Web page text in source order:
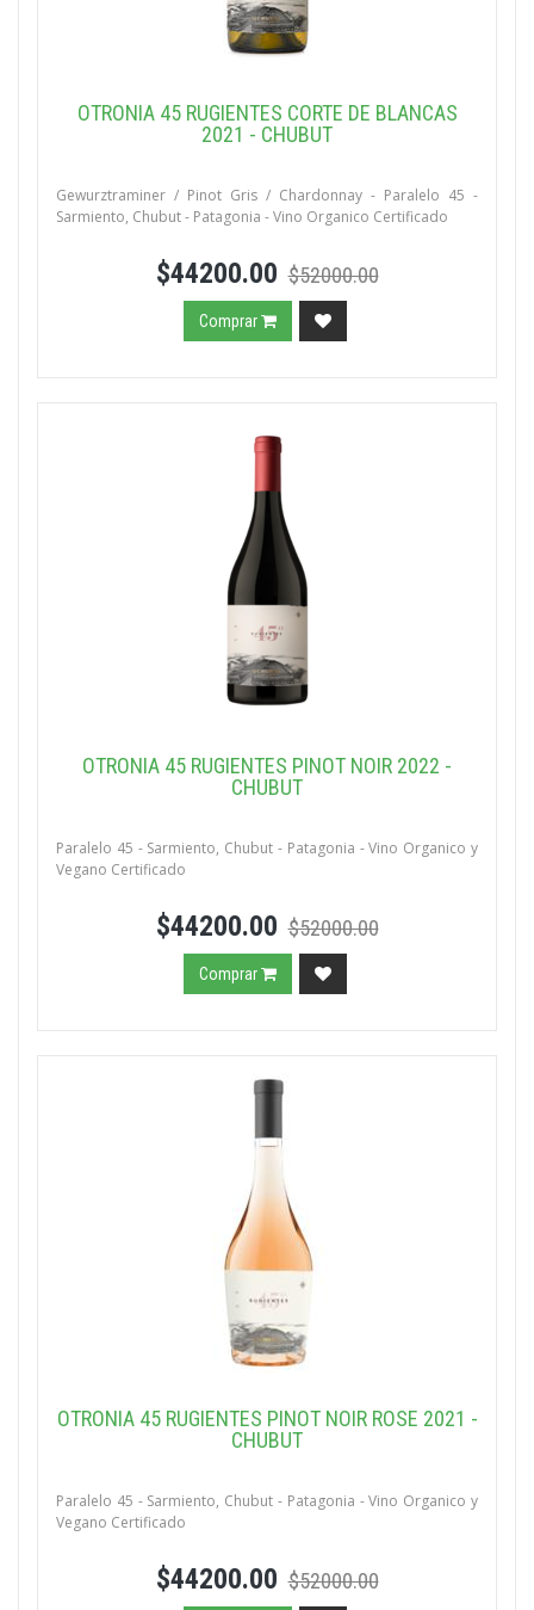
OTRONIA 45 RUGIENTES CORTE DE BLANCAS
2021 - CHUBUT
Gewurztraminer / Pinot Gris / Chardonnay - Paralelo 45 -
Sarmiento, Chubut - Patagonia - Vino Organico Certificado
$44200.00 $52000.00
Comprar
OTRONIA 45 RUGIENTES PINOT NOIR 2022 -
CHUBUT
Paralelo 45 - Sarmiento, Chubut - Patagonia - Vino Organico y
Vegano Certificado
$44200.00 $52000.00
Comprar
OTRONIA 45 RUGIENTES PINOT NOIR ROSE 2021 -
CHUBUT
Paralelo 45 - Sarmiento, Chubut - Patagonia - Vino Organico y
Vegano Certificado
$44200.00 $52000.00